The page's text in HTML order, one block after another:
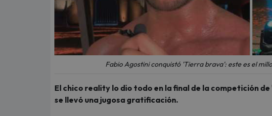
Fabio Agostini conquistó 'Tierra brava': este es el
El chico reality lo dio todo en la final de la competición
se llevó una jugosa gratificación.